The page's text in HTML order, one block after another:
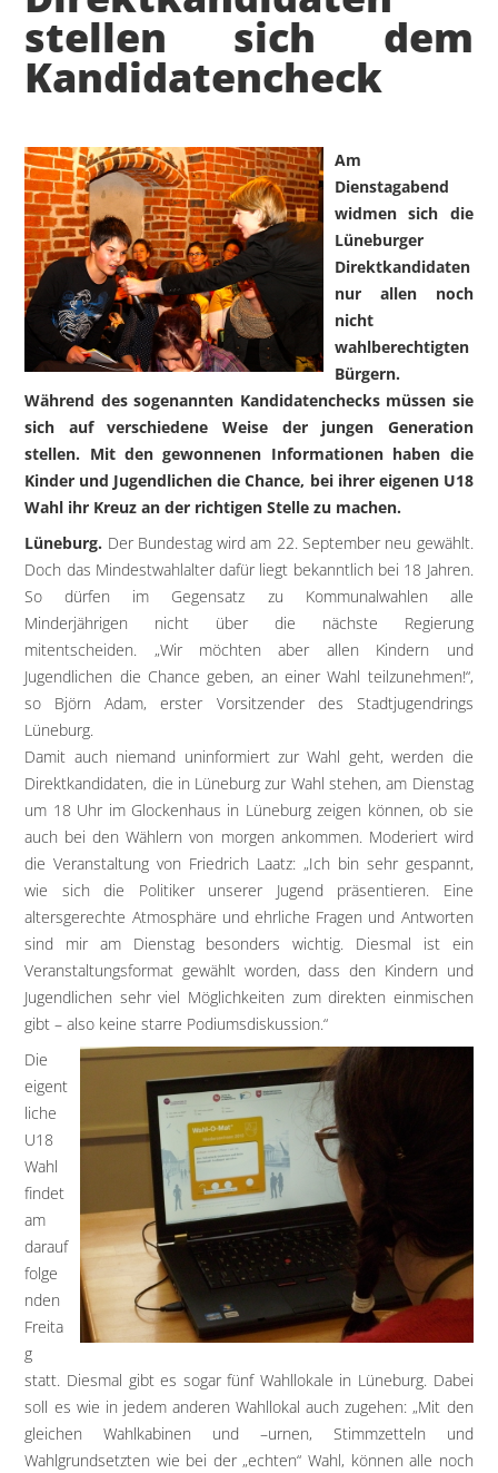
stellen sich dem
Kandidatencheck
Am
Dienstagabend
widmen sich die
Lüneburger
Direktkandidaten
nur allen noch
nicht
wahlberechtigten
Bürgern.
Während des sogenannten Kandidatenchecks müssen sie
sich auf verschiedene Weise der jungen Generation
stellen. Mit den gewonnenen Informationen haben die
Kinder und Jugendlichen die Chance, bei ihrer eigenen U18
Wahl ihr Kreuz an der richtigen Stelle zu machen.
Lüneburg. Der Bundestag wird am 22. September neu gewählt.
Doch das Mindestwahlalter dafür liegt bekanntlich bei 18 Jahren.
So dürfen im Gegensatz zu Kommunalwahlen alle
Minderjährigen nicht über die nächste Regierung
mitentscheiden. „Wir möchten aber allen Kindern und
Jugendlichen die Chance geben, an einer Wahl teilzunehmen!“,
so Björn Adam, erster Vorsitzender des Stadtjugendrings
Lüneburg.
Damit auch niemand uninformiert zur Wahl geht, werden die
Direktkandidaten, die in Lüneburg zur Wahl stehen, am Dienstag
um 18 Uhr im Glockenhaus in Lüneburg zeigen können, ob sie
auch bei den Wählern von morgen ankommen. Moderiert wird
die Veranstaltung von Friedrich Laatz: „Ich bin sehr gespannt,
wie sich die Politiker unserer Jugend präsentieren. Eine
altersgerechte Atmosphäre und ehrliche Fragen und Antworten
sind mir am Dienstag besonders wichtig. Diesmal ist ein
Veranstaltungsformat gewählt worden, dass den Kindern und
Jugendlichen sehr viel Möglichkeiten zum direkten einmischen
gibt – also keine starre Podiumsdiskussion.“
Die
eigent
liche
U18
Wahl
findet
am
darauf
folge
nden
Freita
g
statt. Diesmal gibt es sogar fünf Wahllokale in Lüneburg. Dabei
soll es wie in jedem anderen Wahllokal auch zugehen: „Mit den
gleichen Wahlkabinen und –urnen, Stimmzetteln und
Wahlgrundsetzten wie bei der „echten“ Wahl, können alle noch